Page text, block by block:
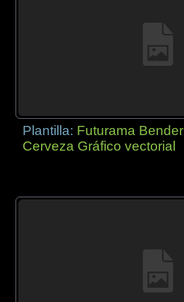
Plantilla: Futurama Bender
Cerveza Gráfico vectorial